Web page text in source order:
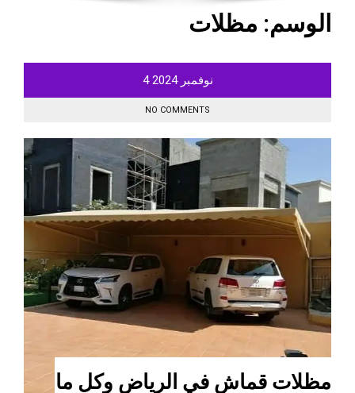
الوسم: مظلات
نوفمبر 4 2024
NO COMMENTS
مظلات قماش في الرياض وكل ما